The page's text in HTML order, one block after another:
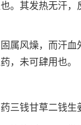
。其发热无汗，
属风燥，而汗血
，未可肆用也。
三钱甘草二钱生